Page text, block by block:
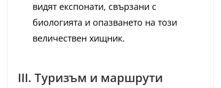
видят експонати, свързани с
биологията и опазването на този
величествен хищник.
III. Туризъм и маршрути